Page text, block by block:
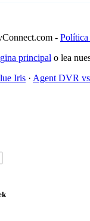
- Política
principal o lea
Iris · Agent DVR